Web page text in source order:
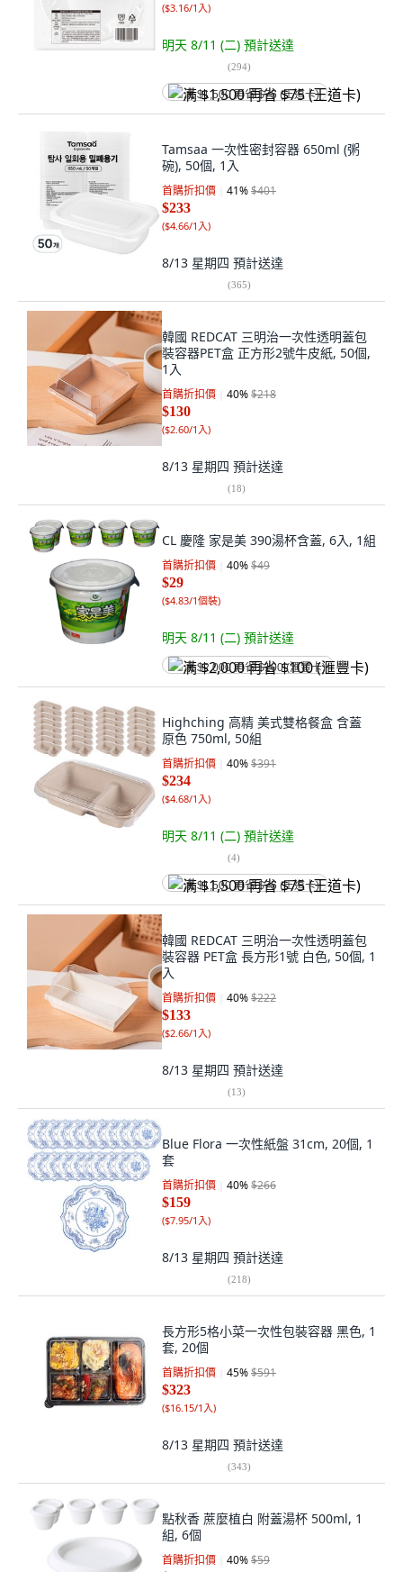
($3.16/1入)
明天 8/11 (二) 預計送達
(294)
满 $1,500 再省 $75 (王道卡)
Tamsaa 一次性密封容器 650ml (粥
碗), 50個, 1入
首購折扣價 41%$401
$233
($4.66/1入)
8/13 星期四 預計送達
(365)
韓國 REDCAT 三明治一次性透明蓋包
裝容器PET盒 正方形2號牛皮紙, 50個,
1入
首購折扣價 40%$218
$130
($2.60/1入)
8/13 星期四 預計送達
(18)
CL 慶隆 家是美 390湯杯含蓋, 6入, 1組
首購折扣價 40%$49
$29
($4.83/1個裝)
明天 8/11 (二) 預計送達
满 $2,000 再省 $100 (滙豐卡)
Highching 高精 美式雙格餐盒 含蓋
原色 750ml, 50組
首購折扣價 40%$391
$234
($4.68/1入)
明天 8/11 (二) 預計送達
(4)
满 $1,500 再省 $75 (王道卡)
韓國 REDCAT 三明治一次性透明蓋包
裝容器 PET盒 長方形1號 白色, 50個, 1
入
首購折扣價 40%$222
$133
($2.66/1入)
8/13 星期四 預計送達
(13)
Blue Flora 一次性紙盤 31cm, 20個, 1
套
首購折扣價 40%$266
$159
($7.95/1入)
8/13 星期四 預計送達
(218)
長方形5格小菜一次性包裝容器 黑色, 1
套, 20個
首購折扣價 45%$591
$323
($16.15/1入)
8/13 星期四 預計送達
(343)
點秋香 蔗麼植白 附蓋湯杯 500ml, 1
組, 6個
首購折扣價 40%$59